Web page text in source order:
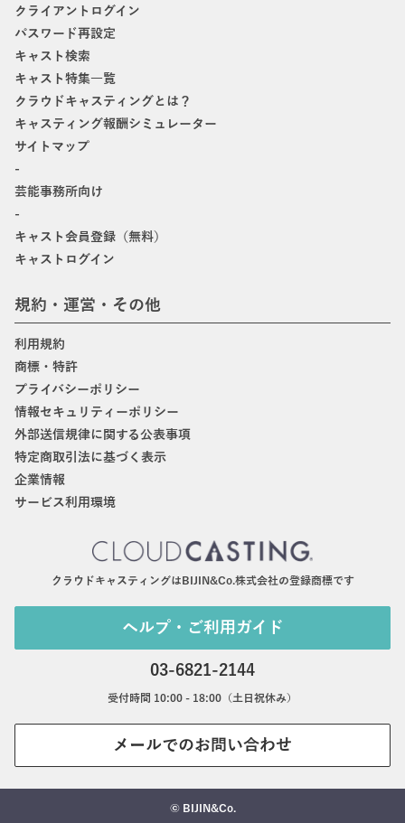
クライアントログイン
パスワード再設定
キャスト検索
キャスト特集一覧
クラウドキャスティングとは？
キャスティング報酬シミュレーター
サイトマップ
-
芸能事務所向け
-
キャスト会員登録（無料）
キャストログイン
規約・運営・その他
利用規約
商標・特許
プライバシーポリシー
情報セキュリティーポリシー
外部送信規律に関する公表事項
特定商取引法に基づく表示
企業情報
サービス利用環境
クラウドキャスティングはBIJIN&Co.株式会社の登録商標です
ヘルプ・ご利用ガイド
03-6821-2144
受付時間 10:00 - 18:00（土日祝休み）
メールでのお問い合わせ
© BIJIN&Co.